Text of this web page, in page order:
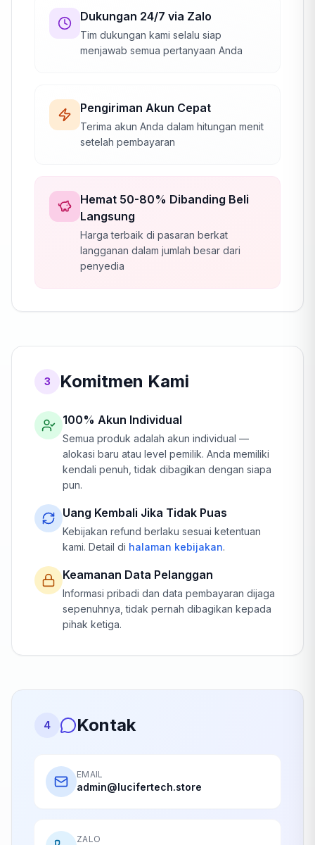
Dukungan 24/7 via Zalo
Tim dukungan kami selalu siap
menjawab semua pertanyaan Anda
Pengiriman Akun Cepat
Terima akun Anda dalam hitungan menit
setelah pembayaran
Hemat 50-80% Dibanding Beli
Langsung
Harga terbaik di pasaran berkat
langganan dalam jumlah besar dari
penyedia
3 Komitmen Kami
100% Akun Individual
Semua produk adalah akun individual —
alokasi baru atau level pemilik. Anda memiliki
kendali penuh, tidak dibagikan dengan siapa
pun.
Uang Kembali Jika Tidak Puas
Kebijakan refund berlaku sesuai ketentuan
kami. Detail di halaman kebijakan.
Keamanan Data Pelanggan
Informasi pribadi dan data pembayaran dijaga
sepenuhnya, tidak pernah dibagikan kepada
pihak ketiga.
4 Kontak
EMAIL
admin@lucifertech.store
ZALO